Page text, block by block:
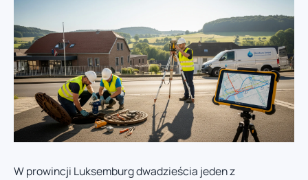
W prowincji Luksemburg dwadzieścia jeden z